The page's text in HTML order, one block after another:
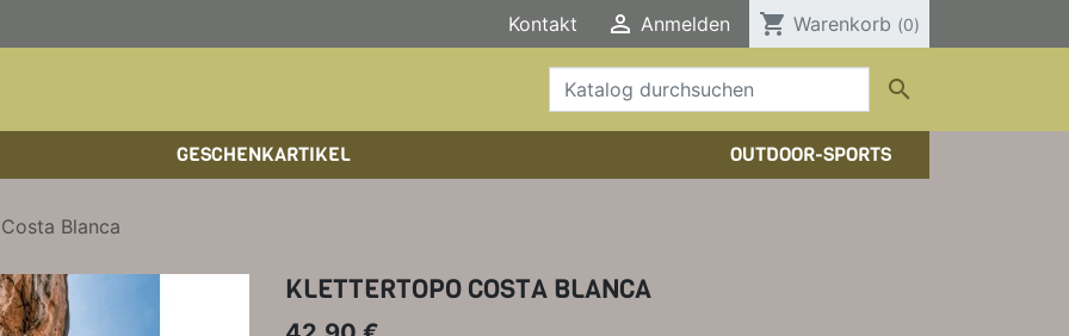
Kontakt  Anmelden shopping_cart Warenkorb (0)

BÜCHER/LEHRBÜCHER
SPIELE, T-SHIRTS, SONSTIGES
GESCHENKARTIKEL OUTDOOR-SPORTS
OUTDOOR-KALENDER
Blanca
KLETTERTOPO COSTA BLANCA